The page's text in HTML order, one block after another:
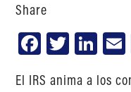
Share
Facebook
Twitter
El IRS anima a los